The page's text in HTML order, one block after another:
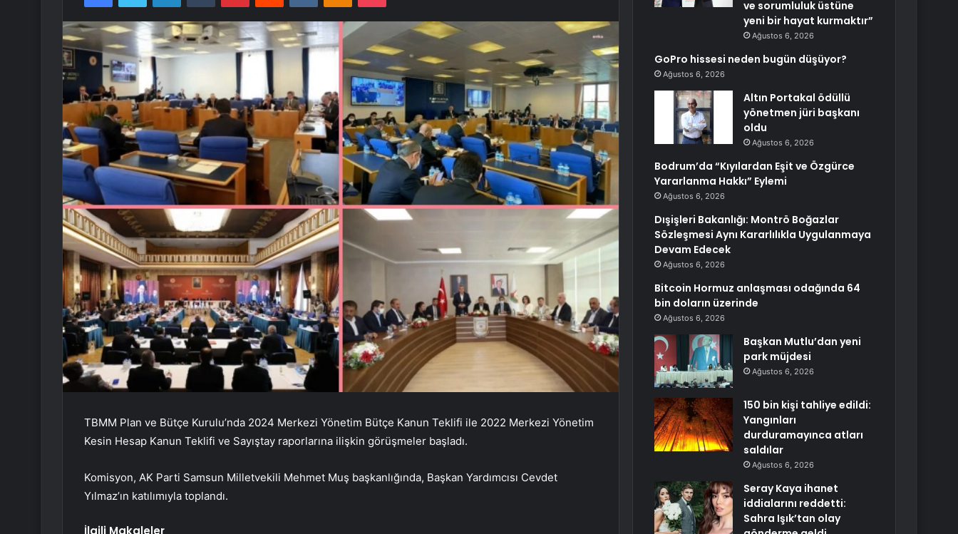
TBMM Plan ve Bütçe Kurulu’nda 2024 Merkezi Yönetim Bütçe Kanun Teklifi ile 2022 Merkezi Yönetim
Kesin Hesap Kanun Teklifi ve Sayıştay raporlarına ilişkin görüşmeler başladı.
Komisyon, AK Parti Samsun Milletvekili Mehmet Muş başkanlığında, Başkan Yardımcısı Cevdet
Yılmaz’ın katılımıyla toplandı.
İlgili Makaleler
ve sorumluluk üstüne
yeni bir hayat kurmaktır”
Ağustos 6, 2026
GoPro hissesi neden bugün düşüyor?
Ağustos 6, 2026
Altın Portakal ödüllü
yönetmen jüri başkanı
oldu
Ağustos 6, 2026
Bodrum’da “Kıyılardan Eşit ve Özgürce
Yararlanma Hakkı” Eylemi
Ağustos 6, 2026
Dışişleri Bakanlığı: Montrö Boğazlar
Sözleşmesi Aynı Kararlılıkla Uygulanmaya
Devam Edecek
Ağustos 6, 2026
Bitcoin Hormuz anlaşması odağında 64
bin doların üzerinde
Ağustos 6, 2026
Başkan Mutlu’dan yeni
park müjdesi
Ağustos 6, 2026
150 bin kişi tahliye edildi:
Yangınları
durduramayınca atları
saldılar
Ağustos 6, 2026
Seray Kaya ihanet
iddialarını reddetti:
Sahra Işık’tan olay